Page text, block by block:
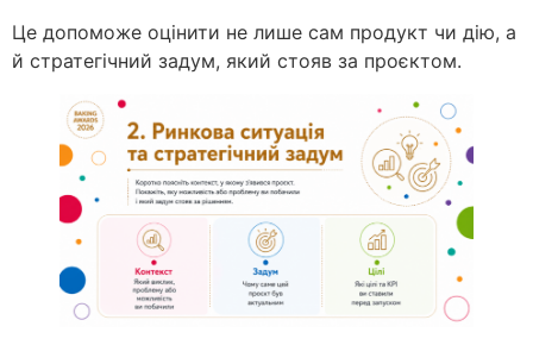
Це допоможе оцінити не лише сам продукт чи дію, а
й стратегічний задум, який стояв за проєктом.